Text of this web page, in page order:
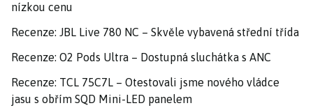
nízkou cenu
Recenze: JBL Live 780 NC – Skvěle vybavená střední třída
Recenze: O2 Pods Ultra – Dostupná sluchátka s ANC
Recenze: TCL 75C7L – Otestovali jsme nového vládce
jasu s obřím SQD Mini-LED panelem